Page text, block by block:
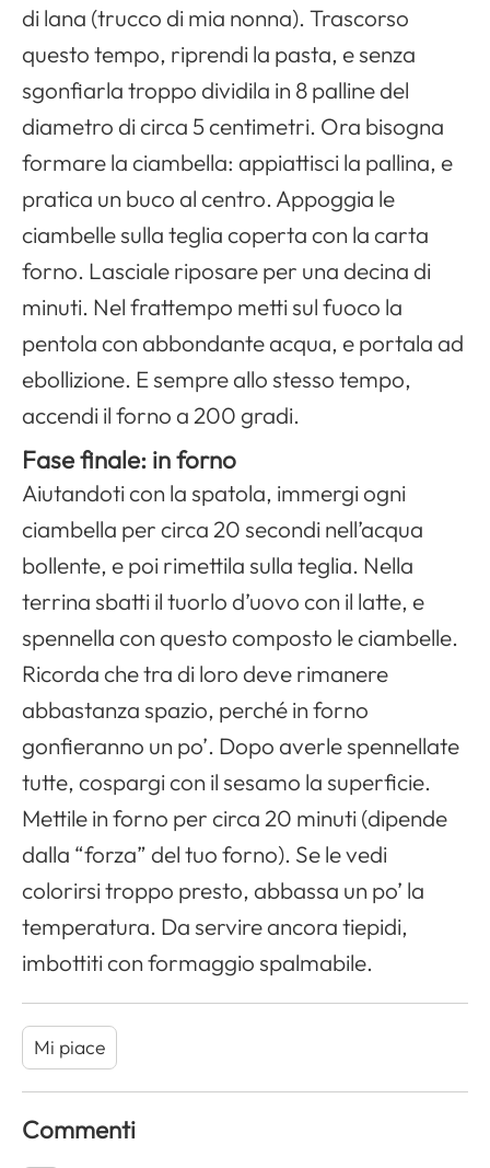
di lana (trucco di mia nonna). Trascorso
questo tempo, riprendi la pasta, e senza
sgonfiarla troppo dividila in 8 palline del
diametro di circa 5 centimetri. Ora bisogna
formare la ciambella: appiattisci la pallina, e
pratica un buco al centro. Appoggia le
ciambelle sulla teglia coperta con la carta
forno. Lasciale riposare per una decina di
minuti. Nel frattempo metti sul fuoco la
pentola con abbondante acqua, e portala ad
ebollizione. E sempre allo stesso tempo,
accendi il forno a 200 gradi.
Fase finale: in forno
Aiutandoti con la spatola, immergi ogni
ciambella per circa 20 secondi nell’acqua
bollente, e poi rimettila sulla teglia. Nella
terrina sbatti il tuorlo d’uovo con il latte, e
spennella con questo composto le ciambelle.
Ricorda che tra di loro deve rimanere
abbastanza spazio, perché in forno
gonfieranno un po’. Dopo averle spennellate
tutte, cospargi con il sesamo la superficie.
Mettile in forno per circa 20 minuti (dipende
dalla “forza” del tuo forno). Se le vedi
colorirsi troppo presto, abbassa un po’ la
temperatura. Da servire ancora tiepidi,
imbottiti con formaggio spalmabile.
Mi piace
Commenti